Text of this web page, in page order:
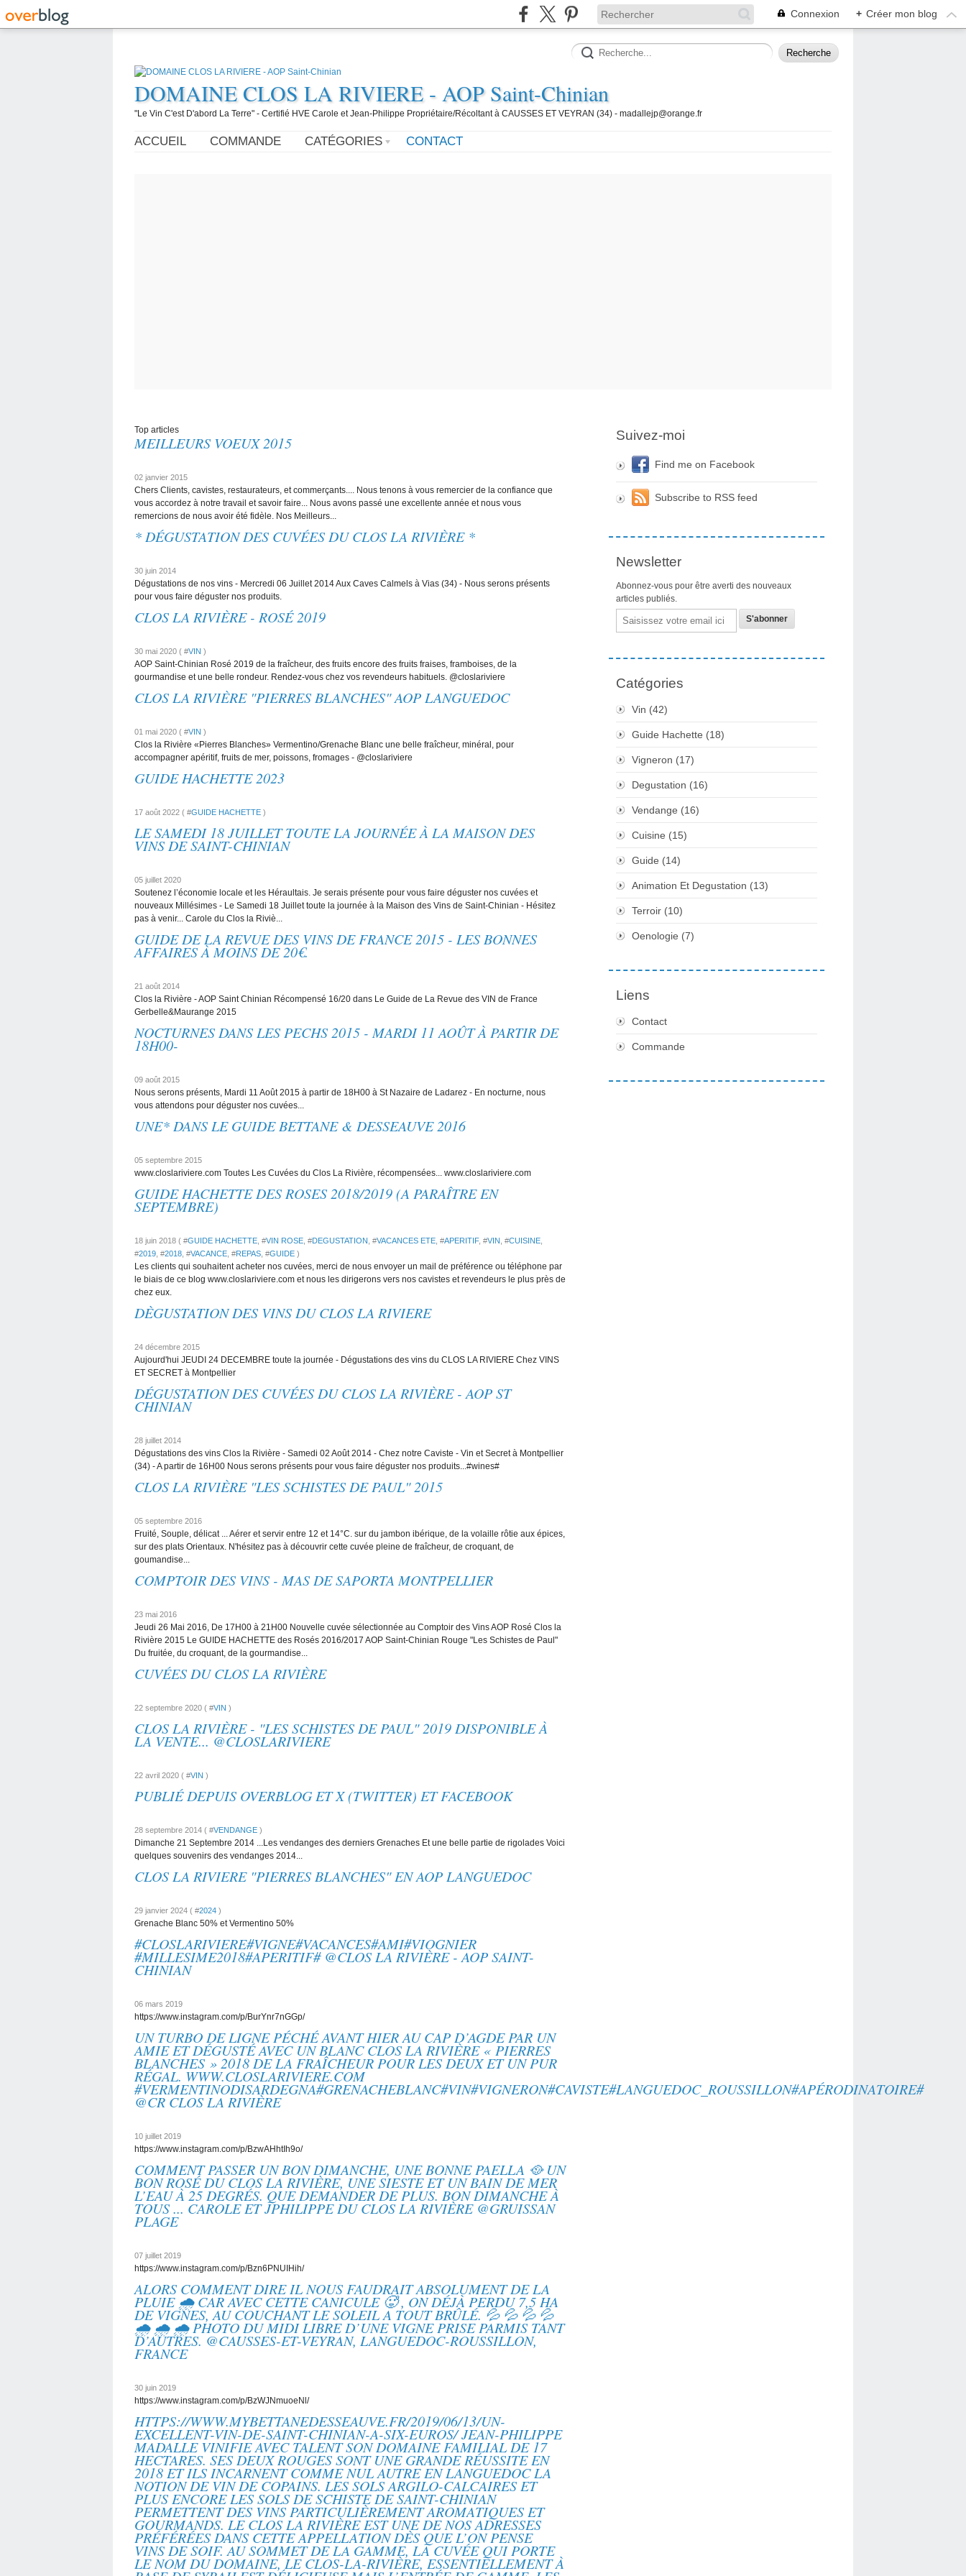
Connexion + Créer mon blog
DOMAINE CLOS LA RIVIERE - AOP Saint-Chinian
"Le Vin C'est D'abord La Terre" - Certifié HVE Carole et Jean-Philippe Propriétaire/Récoltant à CAUSSES ET VEYRAN (34) - madallejp@orange.fr
ACCUEIL COMMANDE CATÉGORIES CONTACT
Top articles
MEILLEURS VOEUX 2015
02 janvier 2015
Chers Clients, cavistes, restaurateurs, et commerçants.... Nous tenons à vous remercier de la confiance que
vous accordez à notre travail et savoir faire... Nous avons passé une excellente année et nous vous
remercions de nous avoir été fidèle. Nos Meilleurs...
* DÉGUSTATION DES CUVÉES DU CLOS LA RIVIÈRE *
30 juin 2014
Dégustations de nos vins - Mercredi 06 Juillet 2014 Aux Caves Calmels à Vias (34) - Nous serons présents
pour vous faire déguster nos produits.
CLOS LA RIVIÈRE - ROSÉ 2019
30 mai 2020 ( #VIN )
AOP Saint-Chinian Rosé 2019 de la fraîcheur, des fruits encore des fruits fraises, framboises, de la
gourmandise et une belle rondeur. Rendez-vous chez vos revendeurs habituels. @closlariviere
CLOS LA RIVIÈRE "PIERRES BLANCHES" AOP LANGUEDOC
01 mai 2020 ( #VIN )
Clos la Rivière «Pierres Blanches» Vermentino/Grenache Blanc une belle fraîcheur, minéral, pour
accompagner apéritif, fruits de mer, poissons, fromages - @closlariviere
GUIDE HACHETTE 2023
17 août 2022 ( #GUIDE HACHETTE )
LE SAMEDI 18 JUILLET TOUTE LA JOURNÉE À LA MAISON DES
VINS DE SAINT-CHINIAN
05 juillet 2020
Soutenez l’économie locale et les Héraultais. Je serais présente pour vous faire déguster nos cuvées et
nouveaux Millésimes - Le Samedi 18 Juillet toute la journée à la Maison des Vins de Saint-Chinian - Hésitez
pas à venir... Carole du Clos la Riviè...
GUIDE DE LA REVUE DES VINS DE FRANCE 2015 - LES BONNES
AFFAIRES À MOINS DE 20€.
21 août 2014
Clos la Rivière - AOP Saint Chinian Récompensé 16/20 dans Le Guide de La Revue des VIN de France
Gerbelle&Maurange 2015
NOCTURNES DANS LES PECHS 2015 - MARDI 11 AOÛT À PARTIR DE
18H00-
09 août 2015
Nous serons présents, Mardi 11 Août 2015 à partir de 18H00 à St Nazaire de Ladarez - En nocturne, nous
vous attendons pour déguster nos cuvées...
UNE* DANS LE GUIDE BETTANE & DESSEAUVE 2016
05 septembre 2015
www.closlariviere.com Toutes Les Cuvées du Clos La Rivière, récompensées... www.closlariviere.com
GUIDE HACHETTE DES ROSES 2018/2019 (A PARAÎTRE EN
SEPTEMBRE)
18 juin 2018 ( #GUIDE HACHETTE , #VIN ROSE , #DEGUSTATION , #VACANCES ETE , #APERITIF, #VIN , #CUISINE
#2019 , #2018 , #VACANCE , #REPAS , #GUIDE )
Les clients qui souhaitent acheter nos cuvées, merci de nous envoyer un mail de préférence ou téléphone par
le biais de ce blog www.closlariviere.com et nous les dirigerons vers nos cavistes et revendeurs le plus près de
chez eux.
DÈGUSTATION DES VINS DU CLOS LA RIVIERE
24 décembre 2015
Aujourd'hui JEUDI 24 DECEMBRE toute la journée - Dégustations des vins du CLOS LA RIVIERE Chez VINS
ET SECRET à Montpellier
DÉGUSTATION DES CUVÉES DU CLOS LA RIVIÈRE - AOP ST
CHINIAN
28 juillet 2014
Dégustations des vins Clos la Rivière - Samedi 02 Août 2014 - Chez notre Caviste - Vin et Secret à Montpellier
(34) - A partir de 16H00 Nous serons présents pour vous faire déguster nos produits...#wines#
CLOS LA RIVIÈRE "LES SCHISTES DE PAUL" 2015
05 septembre 2016
Fruité, Souple, délicat ... Aérer et servir entre 12 et 14°C. sur du jambon ibérique, de la volaille rôtie aux épices,
sur des plats Orientaux. N'hésitez pas à découvrir cette cuvée pleine de fraîcheur, de croquant, de
goumandise...
COMPTOIR DES VINS - MAS DE SAPORTA MONTPELLIER
23 mai 2016
Jeudi 26 Mai 2016, De 17H00 à 21H00 Nouvelle cuvée sélectionnée au Comptoir des Vins AOP Rosé Clos la
Rivière 2015 Le GUIDE HACHETTE des Rosés 2016/2017 AOP Saint-Chinian Rouge "Les Schistes de Paul"
Du fruitée, du croquant, de la gourmandise...
CUVÉES DU CLOS LA RIVIÈRE
22 septembre 2020 ( #VIN )
CLOS LA RIVIÈRE - "LES SCHISTES DE PAUL" 2019 DISPONIBLE À
LA VENTE... @CLOSLARIVIERE
22 avril 2020 ( #VIN )
PUBLIÉ DEPUIS OVERBLOG ET X (TWITTER) ET FACEBOOK
28 septembre 2014 ( #VENDANGE )
Dimanche 21 Septembre 2014 ...Les vendanges des derniers Grenaches Et une belle partie de rigolades Voici
quelques souvenirs des vendanges 2014...
CLOS LA RIVIERE "PIERRES BLANCHES" EN AOP LANGUEDOC
29 janvier 2024 ( #2024 )
Grenache Blanc 50% et Vermentino 50%
#CLOSLARIVIERE#VIGNE#VACANCES#AMI#VIOGNIER
#MILLESIME2018#APERITIF# @CLOS LA RIVIÈRE - AOP SAINT-
CHINIAN
06 mars 2019
https://www.instagram.com/p/BurYnr7nGGp/
UN TURBO DE LIGNE PÉCHÉ AVANT HIER AU CAP D’AGDE PAR UN
AMIE ET DÉGUSTÉ AVEC UN BLANC CLOS LA RIVIÈRE « PIERRES
BLANCHES » 2018 DE LA FRAÎCHEUR POUR LES DEUX ET UN PUR
RÉGAL. WWW.CLOSLARIVIERE.COM
#VERMENTINODISARDEGNA#GRENACHEBLANC#VIN#VIGNERON#CAVISTE#LANGUEDOC_ROUSSILLON#APÉRODINATOIRE#
@CR CLOS LA RIVIÈRE
10 juillet 2019
https://www.instagram.com/p/BzwAHhtIh9o/
COMMENT PASSER UN BON DIMANCHE, UNE BONNE PAELLA 🥘 UN
BON ROSÉ DU CLOS LA RIVIÈRE, UNE SIESTE ET UN BAIN DE MER
L’EAU À 25 DEGRÉS. QUE DEMANDER DE PLUS. BON DIMANCHE À
TOUS ... CAROLE ET JPHILIPPE DU CLOS LA RIVIÈRE @GRUISSAN
PLAGE
07 juillet 2019
https://www.instagram.com/p/Bzn6PNUIHih/
ALORS COMMENT DIRE IL NOUS FAUDRAIT ABSOLUMENT DE LA
PLUIE 🌧 CAR AVEC CETTE CANICULE 🥵 , ON DÉJÀ PERDU 7,5 HA
DE VIGNES, AU COUCHANT LE SOLEIL A TOUT BRÛLÉ. 💦 💦 💦 💦
🌧 🌧 🌧 PHOTO DU MIDI LIBRE D’UNE VIGNE PRISE PARMIS TANT
D’AUTRES. @CAUSSES-ET-VEYRAN, LANGUEDOC-ROUSSILLON,
FRANCE
30 juin 2019
https://www.instagram.com/p/BzWJNmuoeNl/
HTTPS://WWW.MYBETTANEDESSEAUVE.FR/2019/06/13/UN-
EXCELLENT-VIN-DE-SAINT-CHINIAN-A-SIX-EUROS/ JEAN-PHILIPPE
MADALLE VINIFIE AVEC TALENT SON DOMAINE FAMILIAL DE 17
HECTARES. SES DEUX ROUGES SONT UNE GRANDE RÉUSSITE EN
2018 ET ILS INCARNENT COMME NUL AUTRE EN LANGUEDOC LA
NOTION DE VIN DE COPAINS. LES SOLS ARGILO-CALCAIRES ET
PLUS ENCORE LES SOLS DE SCHISTE DE SAINT-CHINIAN
PERMETTENT DES VINS PARTICULIÈREMENT AROMATIQUES ET
GOURMANDS. LE CLOS LA RIVIÈRE EST UNE DE NOS ADRESSES
PRÉFÉRÉES DANS CETTE APPELLATION DÈS QUE L’ON PENSE
VINS DE SOIF. AU SOMMET DE LA GAMME, LA CUVÉE QUI PORTE
LE NOM DU DOMAINE, LE CLOS-LA-RIVIÈRE, ESSENTIELLEMENT À
Suivez-moi
Find me on Facebook
Subscribe to RSS feed
Newsletter
Abonnez-vous pour être averti des nouveaux
articles publiés.
Email
Catégories
Vin (42)
Guide Hachette (18)
Vigneron (17)
Degustation (16)
Vendange (16)
Cuisine (15)
Guide (14)
Animation Et Degustation (13)
Terroir (10)
Oenologie (7)
Liens
Contact
Commande